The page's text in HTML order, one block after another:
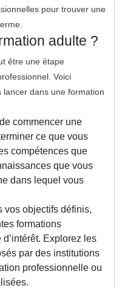
pour trouver une
adulte ?
être une étape
Voici
dans une formation
commencer une
ce que vous
compétences que
que vous
dans lequel vous
vos objectifs définis,
formations
Explorez les
par des institutions
professionnelle ou